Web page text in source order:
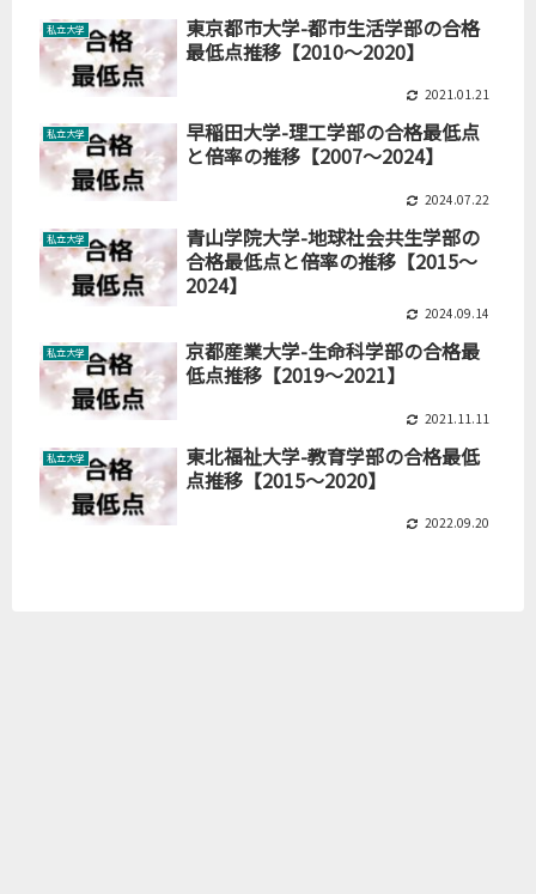
私立大学
東京都市大学-都市生活学部の合格
最低点推移【2010～2020】
2021.01.21
私立大学
早稲田大学-理工学部の合格最低点
と倍率の推移【2007～2024】
2024.07.22
私立大学
青山学院大学-地球社会共生学部の
合格最低点と倍率の推移【2015～
2024】
2024.09.14
私立大学
京都産業大学-生命科学部の合格最
低点推移【2019～2021】
2021.11.11
私立大学
東北福祉大学-教育学部の合格最低
点推移【2015～2020】
2022.09.20